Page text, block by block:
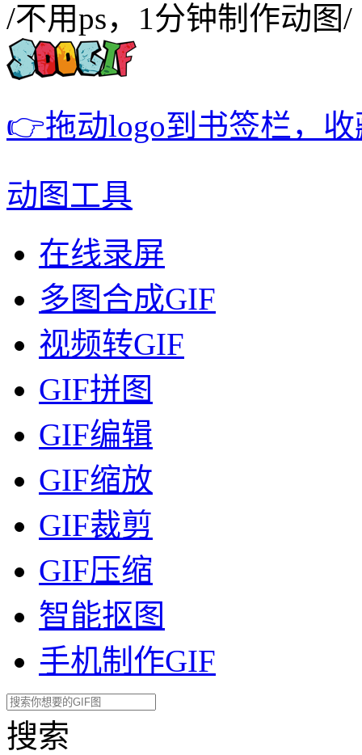
/不用ps，1分钟制作动图/
👉拖动logo到书签栏，
动图工具
在线录屏
多图合成GIF
视频转GIF
GIF拼图
GIF编辑
GIF缩放
GIF裁剪
GIF压缩
智能抠图
手机制作GIF
搜索